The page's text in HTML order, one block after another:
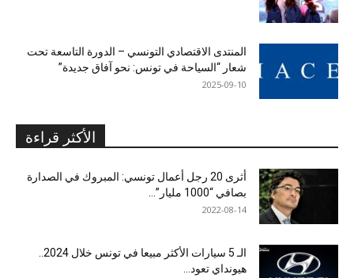
المنتدى الاقتصادي التونسي – الدورة التاسعة تحت
شعار “السياحة في تونس: نحو آفاق جديدة”
2025-09-10
الأكثر قراءة
أثرى 20 رجل أعمال تونسي: المبروك في الصدارة
بصافي “1000 مليار”...
2022-08-14
هيونداي تعود...